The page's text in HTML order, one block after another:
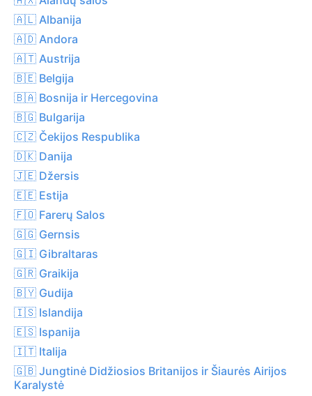
🇦🇱 Albanija
🇦🇩 Andora
🇦🇹 Austrija
🇧🇪 Belgija
🇧🇦 Bosnija ir Hercegovina
🇧🇬 Bulgarija
🇨🇿 Čekijos Respublika
🇩🇰 Danija
🇯🇪 Džersis
🇪🇪 Estija
🇫🇴 Farerų Salos
🇬🇬 Gernsis
🇬🇮 Gibraltaras
🇬🇷 Graikija
🇧🇾 Gudija
🇮🇸 Islandija
🇪🇸 Ispanija
🇮🇹 Italija
🇬🇧 Jungtinė Didžiosios Britanijos ir Šiaurės Airijos
Karalystė